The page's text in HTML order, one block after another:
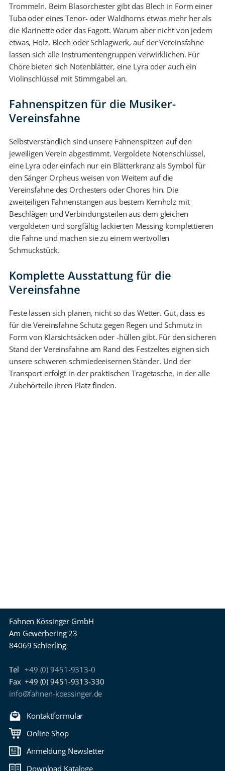
Trommeln. Beim Blasorchester gibt das Blech in Form einer
Tuba oder eines Tenor- oder Waldhorns etwas mehr her als
die Klarinette oder das Fagott. Warum aber nicht von jedem
etwas, Holz, Blech oder Schlagwerk, auf der Vereinsfahne
lassen sich alle Instrumentengruppen verwirklichen. Für
Chöre bieten sich Notenblätter, eine Lyra oder auch ein
Violinschlüssel mit Stimmgabel an.
Fahnenspitzen für die Musiker-
Vereinsfahne
Selbstverständlich sind unsere Fahnenspitzen auf den
jeweiligen Verein abgestimmt. Vergoldete Notenschlüssel,
eine Lyra oder einfach nur ein Blätterkranz als Symbol für
den Sänger Orpheus weisen von Weitem auf die
Vereinsfahne des Orchesters oder Chores hin. Die
zweiteiligen Fahnenstangen aus bestem Kernholz mit
Beschlägen und Verbindungsteilen aus dem gleichen
vergoldeten und sorgfältig lackierten Messing komplettieren
die Fahne und machen sie zu einem wertvollen
Schmuckstück.
Komplette Ausstattung für die
Vereinsfahne
Feste lassen sich planen, nicht so das Wetter. Gut, dass es
für die Vereinsfahne Schutz gegen Regen und Schmutz in
Form von Klarsichtsäcken oder -hüllen gibt. Für den sicheren
Stand der Vereinsfahne am Rand des Festzeltes eignen sich
unsere schweren schmiedeeisernen Ständer. Und der
Transport erfolgt in der praktischen Tragetasche, in der alle
Zubehörteile ihren Platz finden.
Fahnen Kössinger GmbH
Am Gewerbering 23
84069 Schierling
Tel +49 (0) 9451-9313-0
Fax +49 (0) 9451-9313-330
info@fahnen-koessinger.de
Kontaktformular
Online Shop
Anmeldung Newsletter
Download Kataloge